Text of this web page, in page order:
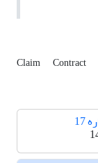
Claim Contract